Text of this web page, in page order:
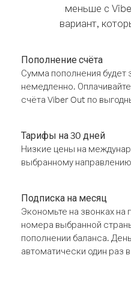
меньше с
вариант,
Пополнение счёта
Сумма пополнения будет
немедленно.
счёта Viber Out по
Тарифы на 30 дней
Низкие цены на
выбранному
Подписка на месяц
Экономьте на звонках
номера выбранной
пополнении баланса.
автоматически один раз